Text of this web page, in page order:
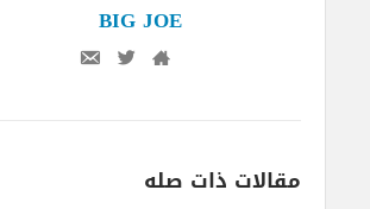
BIG JOE
مقالات ذات صله